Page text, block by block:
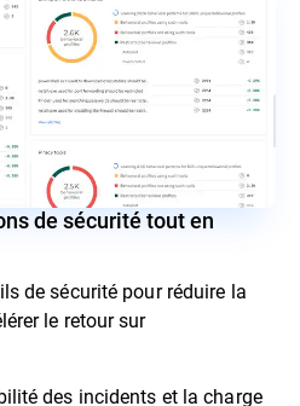
de sécurité tout en
de sécurité pour réduire la
le retour sur
des incidents et la charge